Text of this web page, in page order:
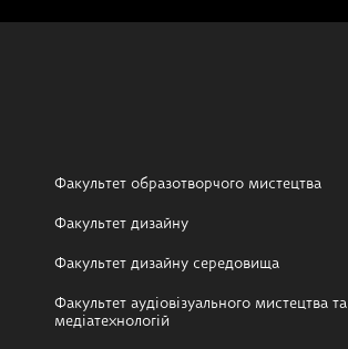
Факультет образотворчого мистецтва
Факультет дизайну
Факультет дизайну середовища
Факультет аудіовізуального мистецтва та
медіатехнологій